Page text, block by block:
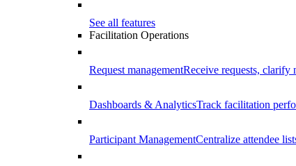
See all features
Facilitation Operations
Request managementReceive requests, clarify
Dashboards & AnalyticsTrack facilitation
Participant ManagementCentralize attendee